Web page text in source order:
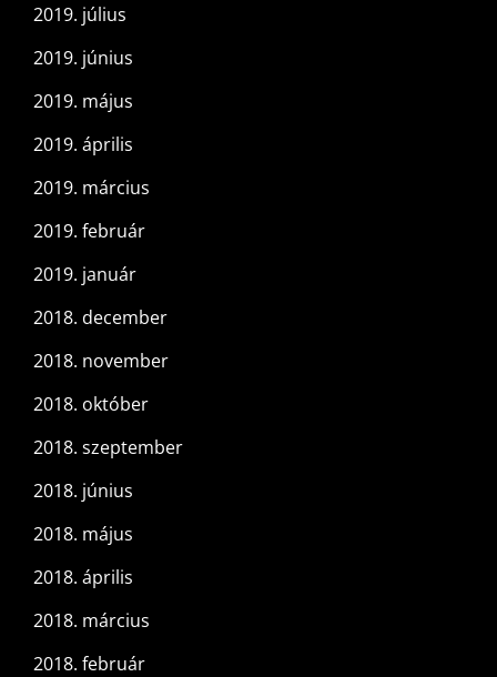
2019. július
2019. június
2019. május
2019. április
2019. március
2019. február
2019. január
2018. december
2018. november
2018. október
2018. szeptember
2018. június
2018. május
2018. április
2018. március
2018. február